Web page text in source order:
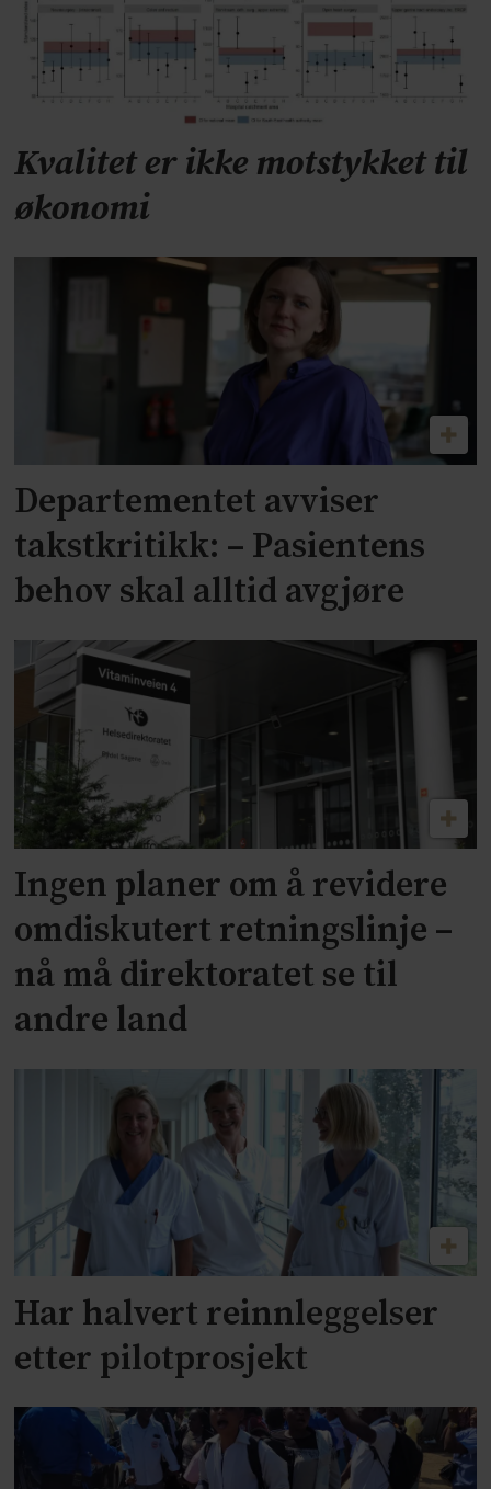
Kvalitet er ikke motstykket til
økonomi
Departementet avviser
takstkritikk: – Pasientens
behov skal alltid avgjøre
Ingen planer om å revidere
omdiskutert retningslinje –
nå må direktoratet se til
andre land
Har halvert reinnleggelser
etter pilotprosjekt